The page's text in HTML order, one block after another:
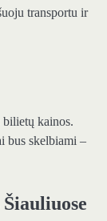
transportu ir
bilietų kainos.
bus skelbiami –